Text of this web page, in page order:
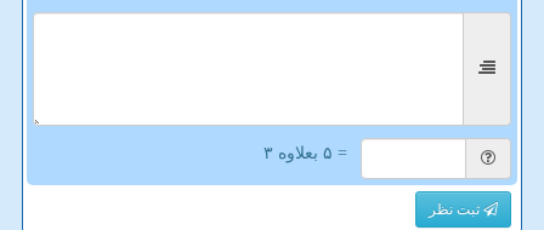
= ۵ بعلاوه ۳
ثبت نظر